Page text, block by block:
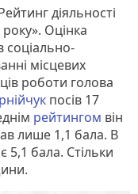
діяльності
Оцінка
соціально-
місцевих
роботи голова
посів 17
рейтингом він
лише 1,1 бала. В
бала. Стільки